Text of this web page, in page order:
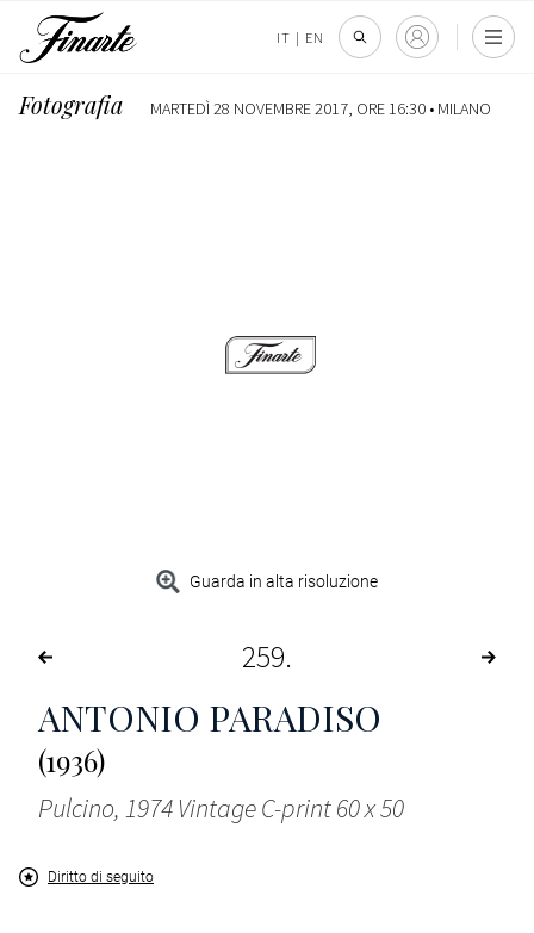
IT | EN
Fotografia MARTEDÌ 28 NOVEMBRE 2017, ORE 16:30 • MILANO
Guarda in alta risoluzione
259
ANTONIO PARADISO
(1936)
Pulcino, 1974 Vintage C-print 60 x 50
Diritto di seguito